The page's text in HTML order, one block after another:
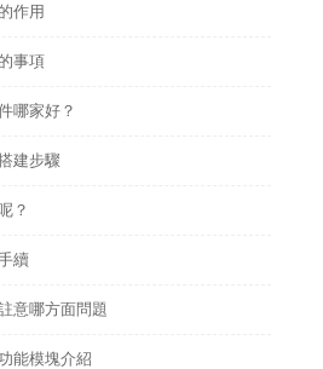
作用
事項
哪家好？
建步驟
？
續
意哪方面問題
能模塊介紹